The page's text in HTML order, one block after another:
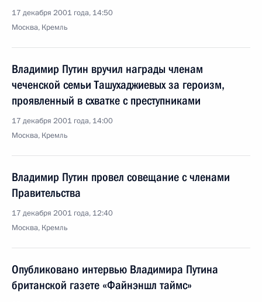
17 декабря 2001 года, 14:50
Москва, Кремль
Владимир Путин вручил награды членам
чеченской семьи Ташухаджиевых за героизм,
проявленный в схватке с преступниками
17 декабря 2001 года, 14:00
Москва, Кремль
Владимир Путин провел совещание с членами
Правительства
17 декабря 2001 года, 12:40
Москва, Кремль
Опубликовано интервью Владимира Путина
британской газете «Файнэншл таймс»